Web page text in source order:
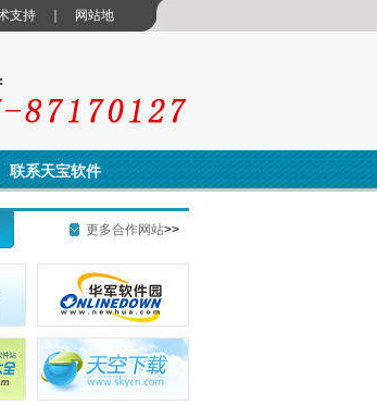
支持 网站地
联系天宝软件
更多合作网站>>